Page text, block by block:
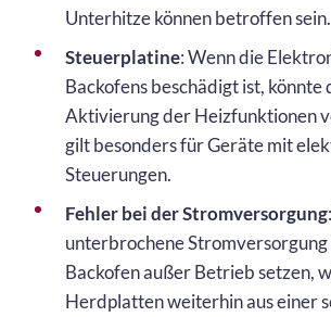
Unterhitze können betroffen sein.
Steuerplatine: Wenn die
Backofens beschädigt ist, könnte
Aktivierung der Heizfunktionen
gilt besonders für Geräte mit
Steuerungen.
Fehler bei der Stromversorgung
unterbrochene Stromversorgung
Backofen außer Betrieb setzen,
Herdplatten weiterhin aus einer